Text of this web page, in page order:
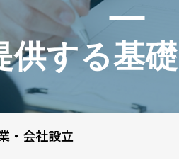
供する基
・会社設立